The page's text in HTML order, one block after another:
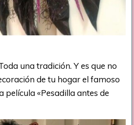
una tradición. Y es que no
de tu hogar el famoso
película «Pesadilla antes de